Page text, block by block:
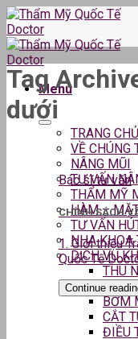
Skip
to
content
Menu
TRANG CHỦ
VỀ CHÚNG
NÂNG MŨI
TƯ VẤN
THẨM MỸ
HÀM –
TƯ VẤN
NHA
DỊCH VỤ
THU
THU
BƠM
CẮT
ĐIỀU
Tag
dưới
Bác sĩ tư vấn
CHÍNH SÁCH
1. Giới thiệu
Quốc Tế
Continue